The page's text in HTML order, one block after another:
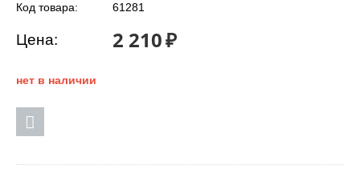
Код товара: 61281
Цена: 2 210₽
нет в наличии